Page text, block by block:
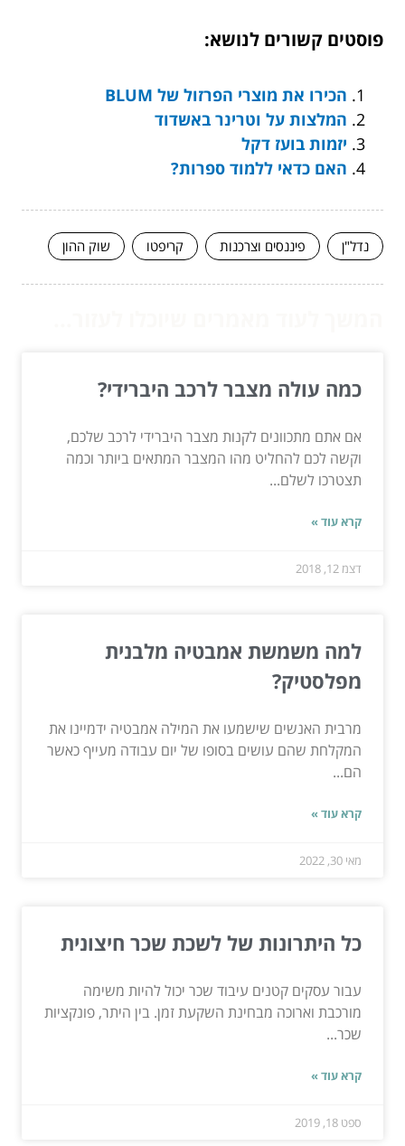
פוסטים קשורים לנושא:
הכירו את מוצרי הפרזול של BLUM
המלצות על וטרינר באשדוד
יזמות בועז דקל
האם כדאי ללמוד ספרות?
נדל"ן פיננסים וצרכנות קריפטו שוק ההון
כמה עולה מצבר לרכב היברידי?
אם אתם מתכוונים לקנות מצבר היברידי לרכב שלכם,
וקשה לכם להחליט מהו המצבר המתאים ביותר וכמה
תצטרכו לשלם...
קרא עוד »
דצמ 12, 2018
למה משמשת אמבטיה מלבנית
מפלסטיק?
מרבית האנשים שישמעו את המילה אמבטיה ידמיינו את
המקלחת שהם עושים בסופו של יום עבודה מעייף כאשר
הם...
קרא עוד »
מאי 30, 2022
כל היתרונות של לשכת שכר חיצונית
עבור עסקים קטנים עיבוד שכר יכול להיות משימה
מורכבת וארוכה מבחינת השקעת זמן. בין היתר, פונקציות
שכר...
קרא עוד »
ספט 18, 2019